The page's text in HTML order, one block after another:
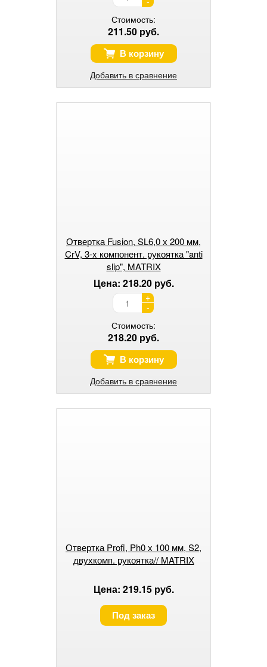
Стоимость:
211.50 руб.
В корзину
Добавить в сравнение
Отвертка Fusion, SL6,0 х 200 мм,
CrV, 3-x компонент. рукоятка "anti
slip", MATRIX
Цена: 218.20 руб.
+
-
Стоимость:
218.20 руб.
В корзину
Добавить в сравнение
Отвертка Profi, Ph0 х 100 мм, S2,
двухкомп. рукоятка// MATRIX
Цена: 219.15 руб.
Под заказ